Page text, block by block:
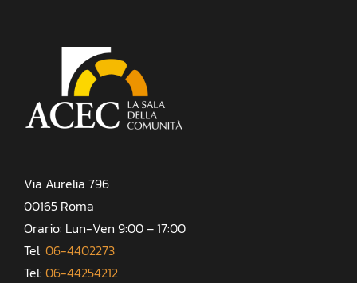
Via Aurelia 796
00165 Roma
Orario: Lun-Ven 9:00 – 17:00
Tel: 06-4402273
Tel: 06-44254212